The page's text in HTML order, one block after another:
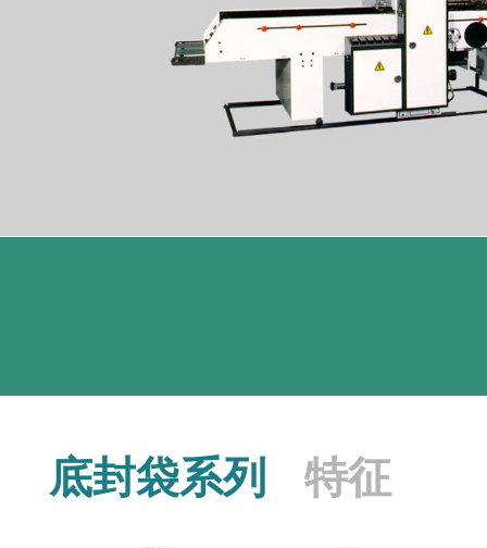
底封袋系列 特征